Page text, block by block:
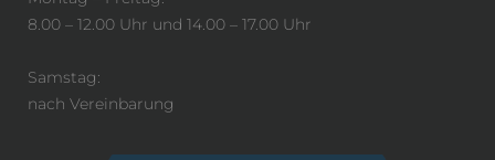
8.00 – 12.00 Uhr und 14.00 – 17.00 Uhr
Samstag:
nach Vereinbarung